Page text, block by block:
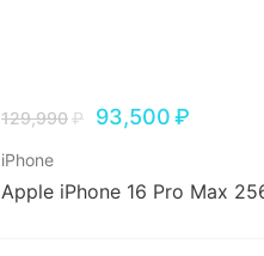
129,990₽ 93,500₽
iPhone
Apple iPhone 16 Pro Max